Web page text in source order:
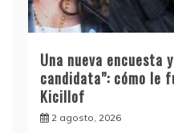
Una nueva encuesta
candidata”: cómo le
Kicillof
2 agosto, 2026